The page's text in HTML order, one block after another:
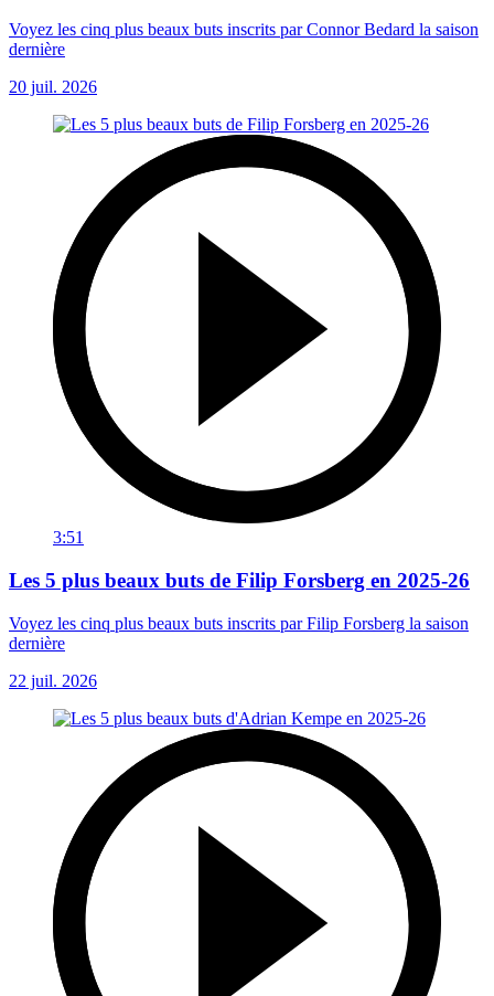
Voyez les cinq plus beaux buts inscrits par Connor Bedard la saison
dernière
20 juil. 2026
3:51
Les 5 plus beaux buts de Filip Forsberg en 2025-26
Voyez les cinq plus beaux buts inscrits par Filip Forsberg la saison
dernière
22 juil. 2026